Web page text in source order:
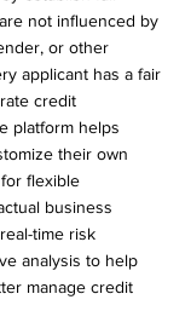
not influenced by
or other
applicant has a fair
credit
platform helps
their own
flexible
business
time risk
analysis to help
manage credit